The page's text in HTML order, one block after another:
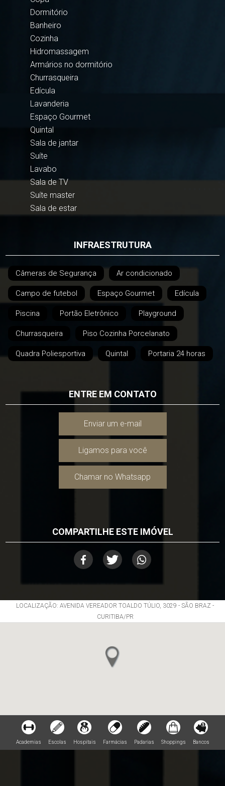
Dormitório
Banheiro
Cozinha
Hidromassagem
Armários no dormitório
Churrasqueira
Edícula
Lavanderia
Espaço Gourmet
Quintal
Sala de jantar
Suíte
Lavabo
Sala de TV
Suíte master
Sala de estar
INFRAESTRUTURA
Câmeras de Segurança Ar condicionado
Campo de futebol Espaço Gourmet Edícula
Piscina Portão Eletrônico Playground
Churrasqueira Piso Cozinha Porcelanato
Quadra Poliesportiva Quintal Portaria 24 horas
ENTRE EM CONTATO
Enviar um e-mail
Ligamos para você
Chamar no Whatsapp
COMPARTILHE ESTE IMÓVEL
LOCALIZAÇÃO: AVENIDA VEREADOR TOALDO TÚLIO, 3029 - SÃO BRAZ -
CURITIBA/PR
Academias Escolas Hospitais Farmácias Padarias Shoppings Bancos